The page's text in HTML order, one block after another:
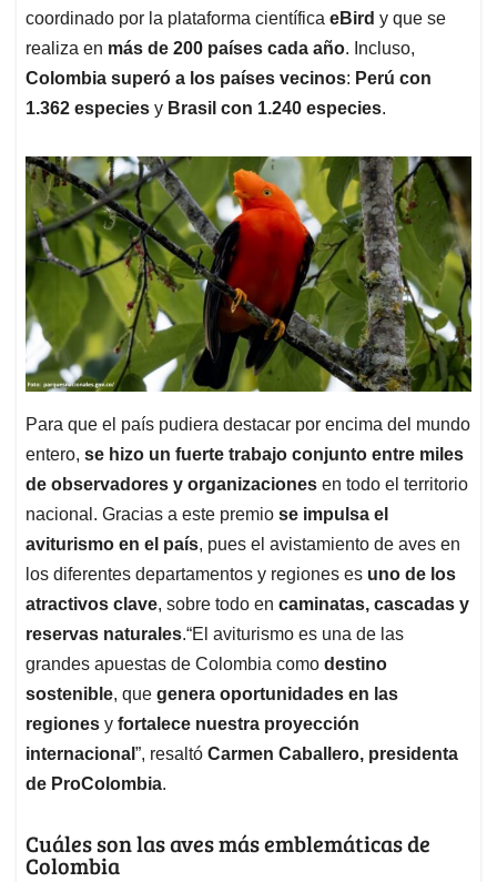
coordinado por la plataforma científica eBird y que se
realiza en más de 200 países cada año. Incluso,
Colombia superó a los países vecinos: Perú con
1.362 especies y Brasil con 1.240 especies.
Para que el país pudiera destacar por encima del mundo
entero, se hizo un fuerte trabajo conjunto entre miles
de observadores y organizaciones en todo el territorio
nacional. Gracias a este premio se impulsa el
aviturismo en el país, pues el avistamiento de aves en
los diferentes departamentos y regiones es uno de los
atractivos clave, sobre todo en caminatas, cascadas y
reservas naturales.“El aviturismo es una de las
grandes apuestas de Colombia como destino
sostenible, que genera oportunidades en las
regiones y fortalece nuestra proyección
internacional ”, resaltó Carmen Caballero, presidenta
de ProColombia.
Cuáles son las aves más emblemáticas de
Colombia